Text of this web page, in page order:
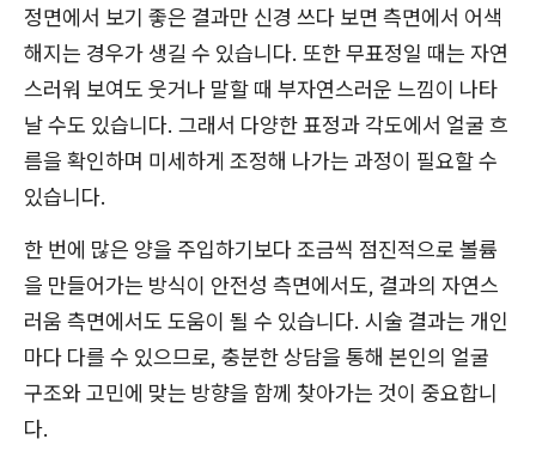
정면에서 보기 좋은 결과만 신경 쓰다 보면 측면에서 어색
해지는 경우가 생길 수 있습니다. 또한 무표정일 때는 자연
스러워 보여도 웃거나 말할 때 부자연스러운 느낌이 나타
날 수도 있습니다. 그래서 다양한 표정과 각도에서 얼굴 흐
름을 확인하며 미세하게 조정해 나가는 과정이 필요할 수
있습니다.
한 번에 많은 양을 주입하기보다 조금씩 점진적으로 볼륨
을 만들어가는 방식이 안전성 측면에서도, 결과의 자연스
러움 측면에서도 도움이 될 수 있습니다. 시술 결과는 개인
마다 다를 수 있으므로, 충분한 상담을 통해 본인의 얼굴
구조와 고민에 맞는 방향을 함께 찾아가는 것이 중요합니
다.